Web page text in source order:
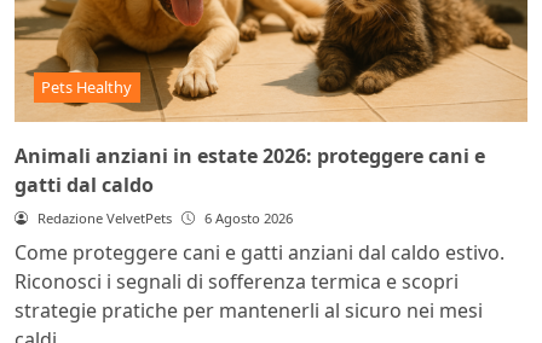
Pets Healthy
Animali anziani in estate 2026: proteggere cani e
gatti dal caldo
Redazione VelvetPets 6 Agosto 2026
Come proteggere cani e gatti anziani dal caldo estivo.
Riconosci i segnali di sofferenza termica e scopri
strategie pratiche per mantenerli al sicuro nei mesi